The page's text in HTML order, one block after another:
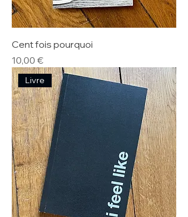
Cent fois pourquoi
Prix
10,00 €
Livre